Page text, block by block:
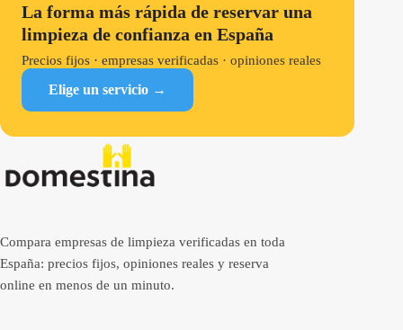
La forma más rápida de reservar una
limpieza de confianza en España
Precios fijos · empresas verificadas · opiniones reales
Elige un servicio →
Compara empresas de limpieza verificadas en toda
España: precios fijos, opiniones reales y reserva
online en menos de un minuto.